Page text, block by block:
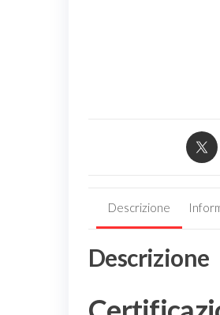
Descrizione
Descrizione